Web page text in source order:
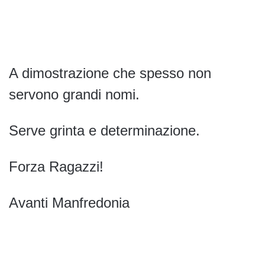
A dimostrazione che spesso non
servono grandi nomi.
Serve grinta e determinazione.
Forza Ragazzi!
Avanti Manfredonia